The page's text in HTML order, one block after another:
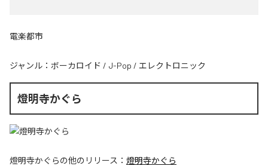
電楽都市
ジャンル： ボーカロイド / J-Pop / エレクトロニック
燈明寺かぐら
燈明寺かぐらの他のリリース： 燈明寺かぐら